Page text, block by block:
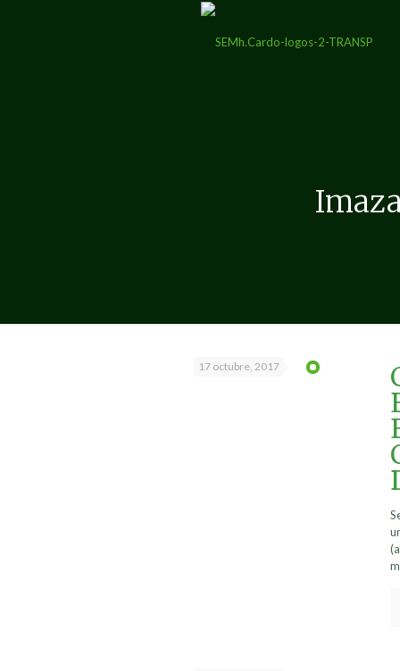
17 octubre, 2017